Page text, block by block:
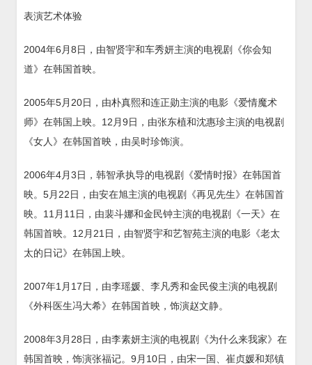
表演艺术体验
2004年6月8日，由智贤宇和车秀妍主演的电视剧《你会知
道》在韩国首映。
2005年5月20日，由朴真熙和连正勋主演的电影《爱情魔术
师》在韩国上映。12月9日，由张东植和沈惠珍主演的电视剧
《女人》在韩国首映，由吴时珍饰演。
2006年4月3日，韩智承执导的电视剧《爱情时报》在韩国首
映。5月22日，由安在旭主演的电视剧《再见先生》在韩国首
映。11月11日，由裴斗娜和金民钟主演的电视剧《一天》在
韩国首映。12月21日，由智贤宇和艺智苑主演的电影《老太
太的日记》在韩国上映。
2007年1月17日，由李瑶媛、李凡秀和金民俊主演的电视剧
《外科医生冯大希》在韩国首映，饰演赵文静。
2008年3月28日，由李素妍主演的电视剧《为什么来我家》在
韩国首映，饰演张福记。9月10日，由宋一国、崔贞媛和郑镇